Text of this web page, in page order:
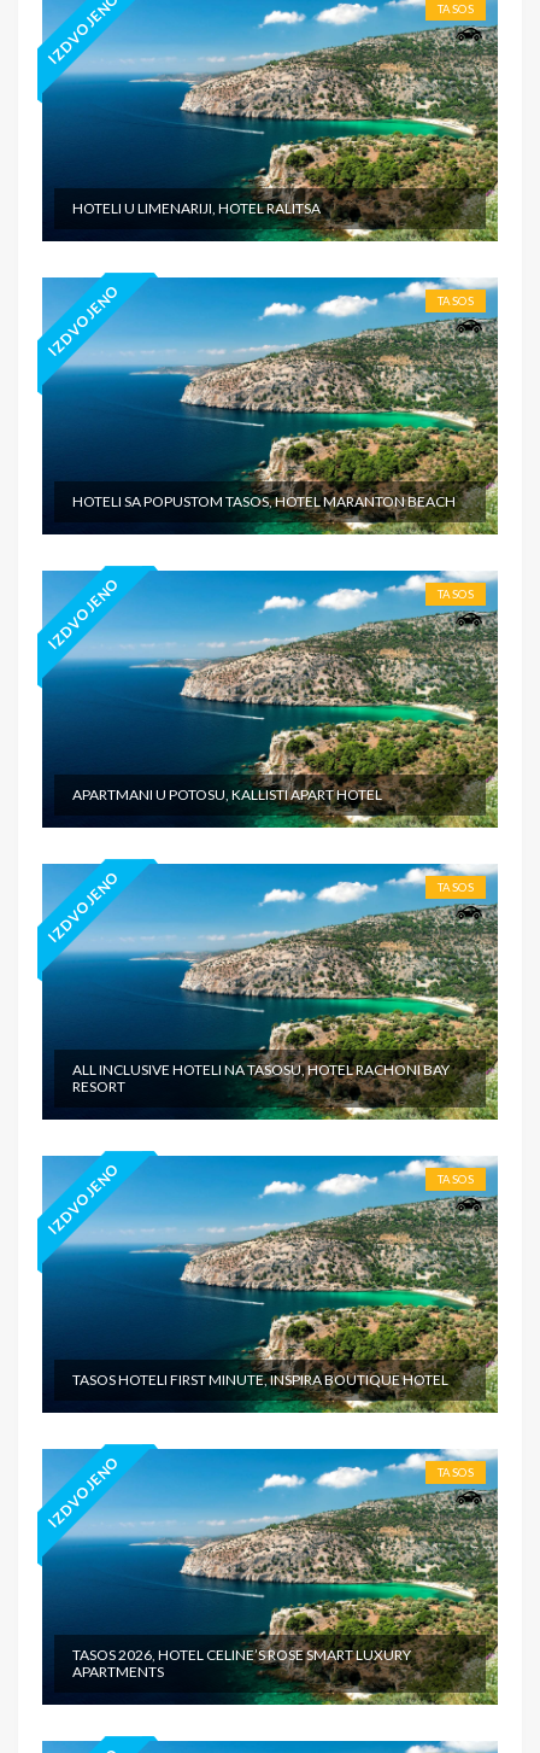
IZDVOJENO TASOS
HOTELI U LIMENARIJI, HOTEL RALITSA
IZDVOJENO TASOS
HOTELI SA POPUSTOM TASOS, HOTEL MARANTON BEACH
IZDVOJENO TASOS
APARTMANI U POTOSU, KALLISTI APART HOTEL
IZDVOJENO TASOS
ALL INCLUSIVE HOTELI NA TASOSU, HOTEL RACHONI BAY
RESORT
IZDVOJENO TASOS
TASOS HOTELI FIRST MINUTE, INSPIRA BOUTIQUE HOTEL
IZDVOJENO TASOS
TASOS 2026, HOTEL CELINE’S ROSE SMART LUXURY
APARTMENTS